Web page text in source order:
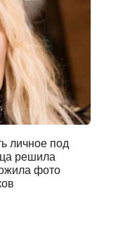
личное под
решила
фото